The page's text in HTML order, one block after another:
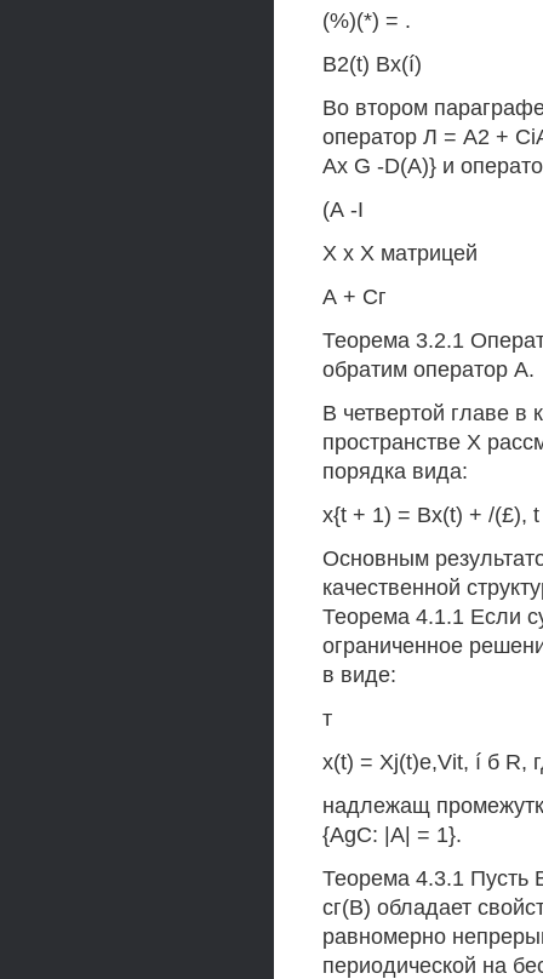
(%)(*) = .
B2(t) Bx(í)
Во втором
оператор Л = А2 +
Ах G -D(A)} и
(А -I
X х X матрицей
А + Сг
Теорема 3.2.1
обратим оператор А.
В четвертой главе
пространстве X
порядка вида:
x{t + 1) = Bx(t) + /(£),
Основным
качественной
Теорема 4.1.1 Если
ограниченное
в виде:
т
x(t) = Xj(t)e,Vit, í б R,
надлежащ
{AgC: |А| = 1}.
Теорема 4.3.1 Пусть
сг(В) обладает
равномерно
периодической на